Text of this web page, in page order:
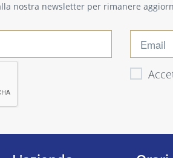
nostra newsletter per rimanere